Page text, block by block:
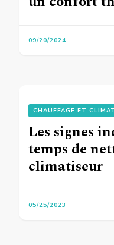
09/20/2024
CHAUFFAGE ET
Les signes
temps de
climatiseur
05/25/2023